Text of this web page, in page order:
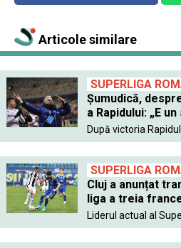
Articole similare
SUPERLIGA
Șumudică,
a Rapidului: „E
După victoria
SUPERLIGA
Cluj a anunțat
liga a treia
Liderul actual al